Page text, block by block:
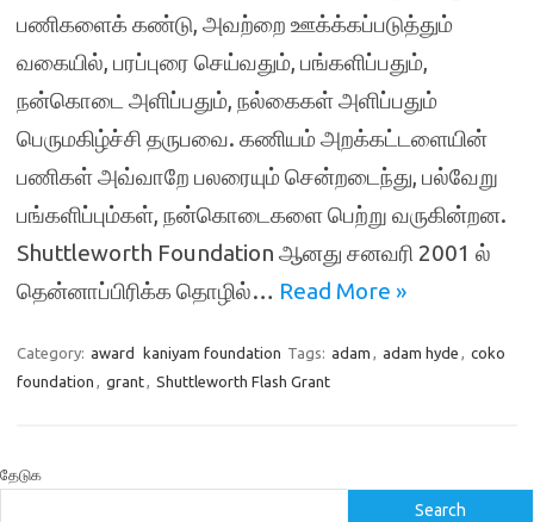
பணிகளைக் கண்டு, அவற்றை ஊக்க்கப்படுத்தும்
வகையில், பரப்புரை செய்வதும், பங்களிப்பதும்,
நன்கொடை அளிப்பதும், நல்கைகள் அளிப்பதும்
பெருமகிழ்ச்சி தருபவை. கணியம் அறக்கட்டளையின்
பணிகள் அவ்வாறே பலரையும் சென்றடைந்து, பல்வேறு
பங்களிப்பும்கள், நன்கொடைகளை பெற்று வருகின்றன.
Shuttleworth Foundation ஆனது சனவரி 2001 ல்
தென்னாப்பிரிக்க தொழில்… Read More »
Category: award kaniyam foundation Tags: adam , adam hyde , coko
foundation , grant, Shuttleworth Flash Grant
தேடுக
Search